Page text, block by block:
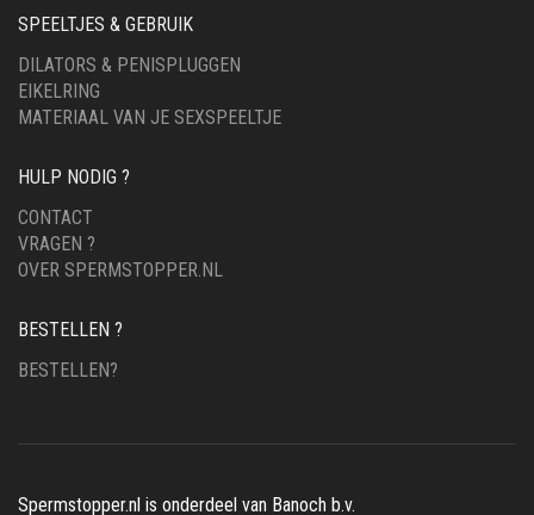
SPEELTJES & GEBRUIK
DILATORS & PENISPLUGGEN
EIKELRING
MATERIAAL VAN JE SEXSPEELTJE
HULP NODIG ?
CONTACT
VRAGEN ?
OVER SPERMSTOPPER.NL
BESTELLEN ?
BESTELLEN?
Spermstopper.nl is onderdeel van Banoch b.v.